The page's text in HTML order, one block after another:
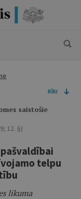
RĪKI
saistošie
12. §)
telpu
likuma